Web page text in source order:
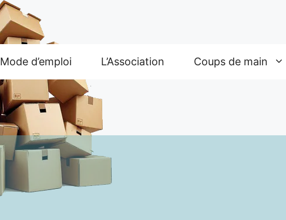
Mode d’emploi L’Association Coups de main